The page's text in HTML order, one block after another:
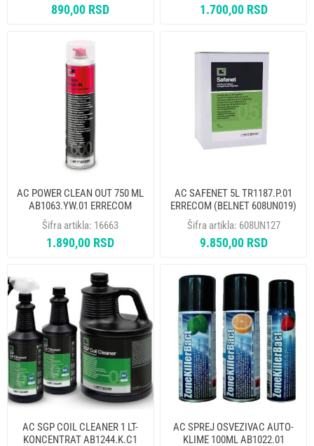
890,00 RSD 1.700,00 RSD
AC POWER CLEAN OUT 750 ML
AB1063.YW.01 ERRECOM
Šifra artikla: 16663
1.890,00 RSD
AC SAFENET 5L TR1187.P.01
ERRECOM (BELNET 608UN019)
Šifra artikla: 608UN127
9.850,00 RSD
AC SGP COIL CLEANER 1 LT-
KONCENTRAT AB1244.K.C1
AC SPREJ OSVEZIVAC AUTO-
KLIME 100ML AB1022.01